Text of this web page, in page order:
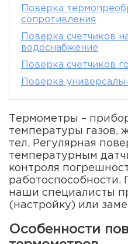
Поверка
сопротивления
Поверка счетчиков
водоснабжение
Поверка счетчиков
Поверка
Термометры –
температуры газов,
тел. Регулярная
температурным
контроля
работоспособности.
наши специалисты
(настройку) или
Особенности